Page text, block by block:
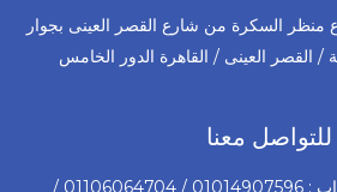
الرئيسى : 8 شارع منظر السكرة من شارع القصر العينى بجوار
/ القصر العينى / القاهرة الدور الخامس
للتواصل معنا
رقم التلفون او واتس اب : 01014907596 / 01106064704 /